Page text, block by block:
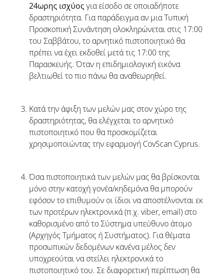
24ωρης ισχύοςγια είσοδο σε οποιαδήποτε
δραστηριότητα. Για παράδειγμα αν μια Τυπική
Προσκοπική Συνάντηση ολοκληρώνεται στις 17:00
του Σαββάτου, το αρνητικό πιστοποιητικό θα
πρέπει να έχει εκδοθεί μετά τις 17:00 της
Παρασκευής. Όταν η επιδημιολογική εικόνα
βελτιωθεί το πιο πάνω θα αναθεωρηθεί.
Κατά την άφιξη των μελών μας στον χώρο της
δραστηριότητας, θα ελέγχεται το αρνητικό
πιστοποιητικό που θα προσκομίζεται
χρησιμοποιώντας την εφαρμογή CovScan Cyprus.
Όσα πιστοποιητικά των μελών μας θα βρίσκονται
μόνο στην κατοχή γονέα/κηδεμόνα θα μπορούν
εφόσον το επιθυμούν οι ίδιοι να αποστέλνονται εκ
των προτέρων ηλεκτρονικά (π.χ. viber, email) στο
καθορισμένο από το Σύστημα υπεύθυνο άτομο
(Αρχηγός Τμήματος ή Συστήματος). Για θέματα
προσωπικών δεδομένων κανένα μέλος δεν
υποχρεούται να στείλει ηλεκτρονικά το
πιστοποιητικό του. Σε διαφορετική περίπτωση θα